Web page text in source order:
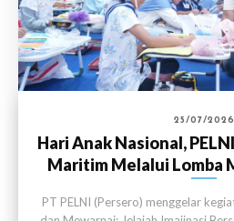
25/07/2026
Hari Anak Nasional,
Maritim Melalui Lomba
Mewarnai
PT PELNI (Persero) menggelar